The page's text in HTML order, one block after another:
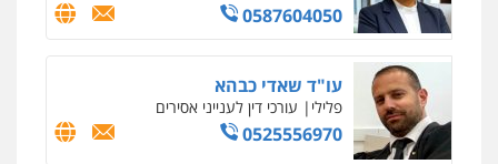
0587604050
עו"ד שאדי כבהא
פלילי עורכי דין לענייני אסירים
0525556970